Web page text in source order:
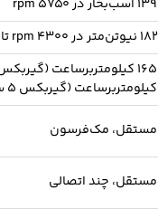
۱۳۹ اسب‌بخار در rpm ۵۷۵۰
۱۸۲ نیوتن‌متر در rpm ۴۳۰۰ تا rpm ۴۵۰۰
کیلومتربرساعت (گیربکس ۵ سرعته دستی)
مستقل، مک‌فرسون
مستقل، چند اتصالی